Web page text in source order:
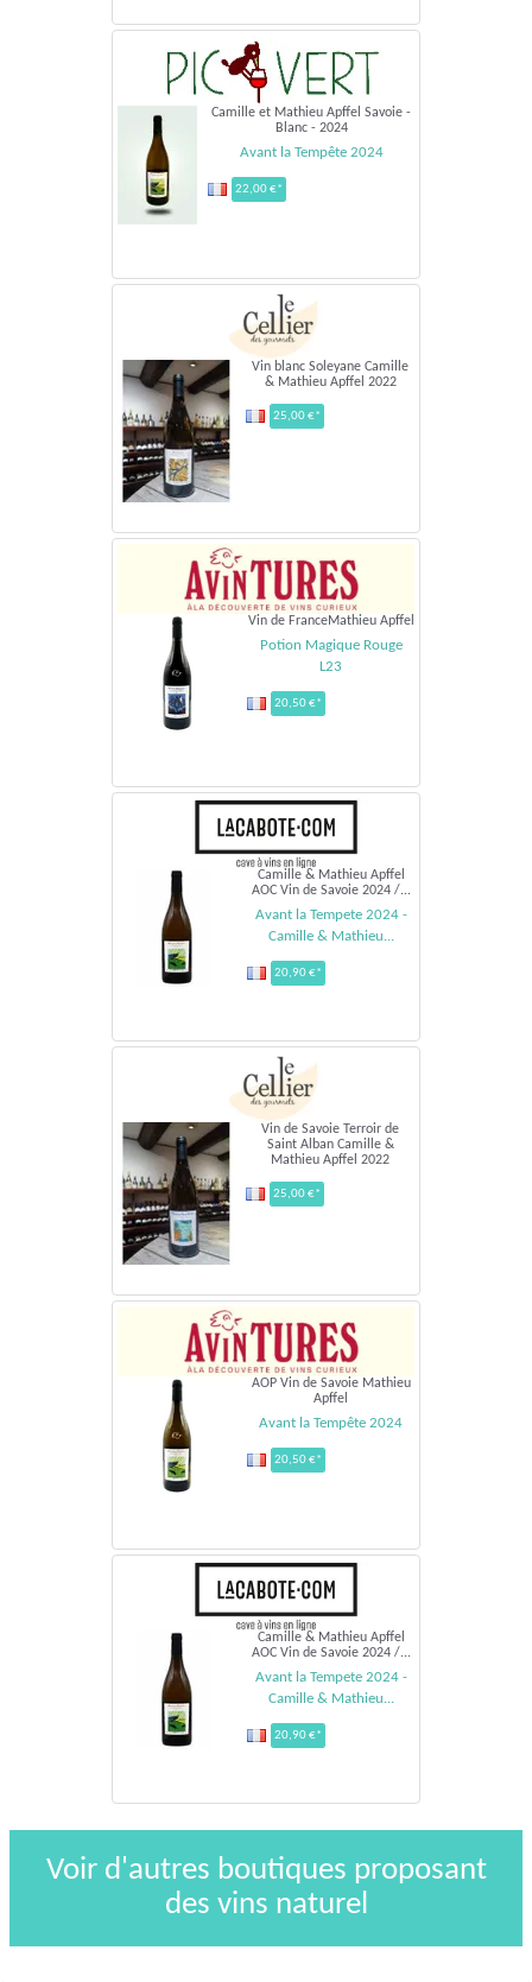
Camille et Mathieu Apffel Savoie -
Blanc - 2024
Avant la Tempête 2024
22,00 €*
Vin blanc Soleyane Camille
& Mathieu Apffel 2022
25,00 €*
Vin de FranceMathieu Apffel
Potion Magique Rouge
L23
20,50 €*
Camille & Mathieu Apffel
AOC Vin de Savoie 2024 /...
Avant la Tempete 2024 -
Camille & Mathieu...
20,90 €*
Vin de Savoie Terroir de
Saint Alban Camille &
Mathieu Apffel 2022
25,00 €*
AOP Vin de Savoie Mathieu
Apffel
Avant la Tempête 2024
20,50 €*
Camille & Mathieu Apffel
AOC Vin de Savoie 2024 /...
Avant la Tempete 2024 -
Camille & Mathieu...
20,90 €*
Voir d'autres boutiques proposant
des vins naturel